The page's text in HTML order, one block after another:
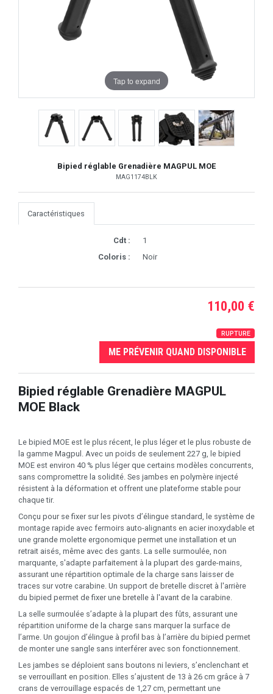
Tap to expand
Bipied réglable Grenadière MAGPUL MOE
MAG1174BLK
Caractéristiques
Cdt :
1
Coloris :
Noir
110,00 €
RUPTURE
ME PRÉVENIR QUAND DISPONIBLE
Bipied réglable Grenadière MAGPUL
MOE Black
Le bipied MOE est le plus récent, le plus léger et le plus robuste de
la gamme Magpul. Avec un poids de seulement 227 g, le bipied
MOE est environ 40 % plus léger que certains modèles concurrents,
sans compromettre la solidité. Ses jambes en polymère injecté
résistent à la déformation et offrent une plateforme stable pour
chaque tir.
Conçu pour se fixer sur les pivots d’élingue standard, le système de
montage rapide avec fermoirs auto-alignants en acier inoxydable et
une grande molette ergonomique permet une installation et un
retrait aisés, même avec des gants. La selle surmoulée, non
marquante, s'adapte parfaitement à la plupart des garde-mains,
assurant une répartition optimale de la charge sans laisser de
traces sur votre carabine. Un support de bretelle discret à l'arrière
du bipied permet de fixer une bretelle à l'avant de la carabine.
La selle surmoulée s’adapte à la plupart des fûts, assurant une
répartition uniforme de la charge sans marquer la surface de
l’arme. Un goujon d’élingue à profil bas à l’arrière du bipied permet
de monter une sangle sans interférer avec son fonctionnement.
Les jambes se déploient sans boutons ni leviers, s’enclenchant et
se verrouillant en position. Elles s’ajustent de 13 à 26 cm grâce à 7
crans de verrouillage espacés de 1,27 cm, permettant une